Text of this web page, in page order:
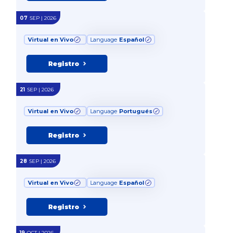
07 SEP | 2026
Virtual en Vivo Language Español
Registro
21 SEP | 2026
Virtual en Vivo Language Portugués
Registro
28 SEP | 2026
Virtual en Vivo Language Español
Registro